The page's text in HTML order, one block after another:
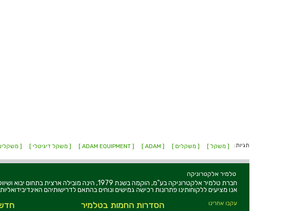
תגיות: [ משקל ] [ משקלים ] [ ADAM ]
[ ADAM EQUIPMENT ] [ משקל דיגיטלי ] [
טלמיר אלקטרוניקה
חברת טלמיר אלקטרוניקה בע"מ, הוקמה בשנת 1979,
אנו מציעים ללקוחותינו פתרונות רכישה גמישים ונוחים בהתאם לדרישותיהם
עקבו אחרינו הסדרות החמות בטלמיר